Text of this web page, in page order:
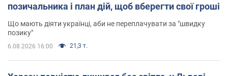
позичальника і план дій, щоб вберегти свої гроші
Що мають діяти українці, аби не переплачувати за "швидку
позику"
6.08.2026 16:00 21,3 т.